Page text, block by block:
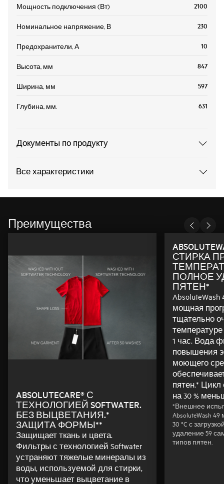
Мощность подключения (Вт) 2100
Номинальное напряжение, В 230
Предохранители, А 10
Высота, мм 847
Ширина, мм 597
Глубина, мм. 631
Документы по продукту
Все характеристики
Преимущества
ABSOLUTECARE® С
ТЕХНОЛОГИЕЙ SOFTWATER.
БЕЗ ВЫЦВЕТАНИЯ.*
ЗАЩИТА ФОРМЫ**
Защищает ткань и цвета.
Фильтры с технологией Softwater
устраняют тяжелые минералы из
воды, используемой для стирки,
что уменьшает выцветание в
СТИРКА
ПОЛНОЕ
ПЯТЕН*
мощная
тщательно
температуре
1 час. Вода
повышения
моющего
пятен.* Цикл
на 30 %
*Внешнее
AbsoluteWash
30 °C с
удаление 59
типов пятен.